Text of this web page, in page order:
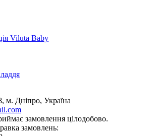
Viluta Baby
м. Дніпро, Україна
замовлення цілодобово.
замовлень: